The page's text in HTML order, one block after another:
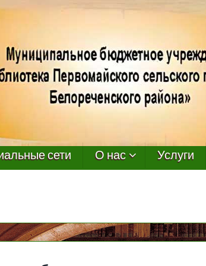
сети О нас Услуги